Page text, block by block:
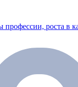
роста в